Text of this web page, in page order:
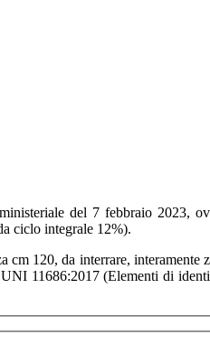
del 7 febbraio 2023,
ciclo integrale 12%).
120, da interrare,
11686:2017 (Elementi di